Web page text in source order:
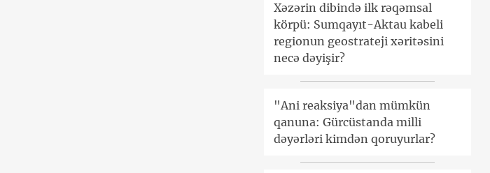
Xəzərin dibində ilk rəqəmsal
körpü: Sumqayıt-Aktau kabeli
regionun geostrateji xəritəsini
necə dəyişir?
"Ani reaksiya"dan mümkün
qanuna: Gürcüstanda milli
dəyərləri kimdən qoruyurlar?